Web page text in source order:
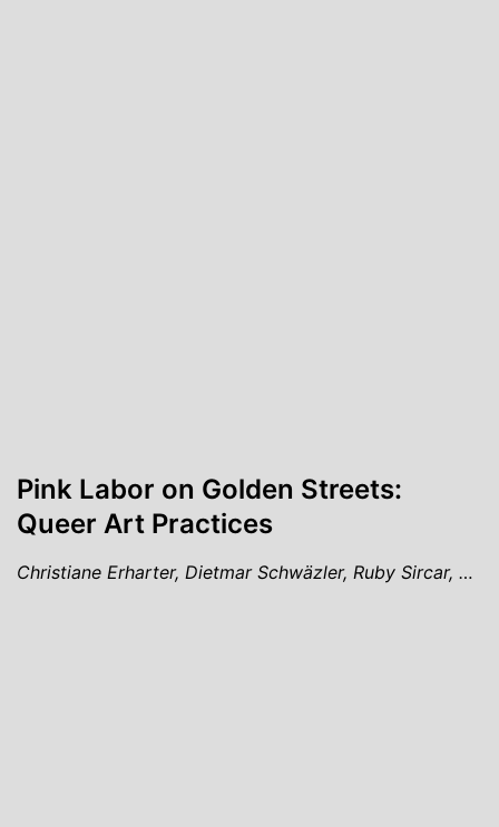
Pink Labor on Golden Streets:
Queer Art Practices
Christiane Erharter, Dietmar Schwäzler, Ruby Sircar, …